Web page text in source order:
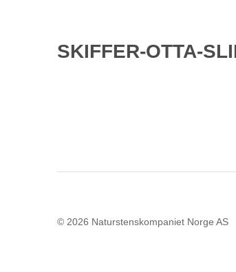
SKIFFER-OTTA-
© 2026 Naturstenskompaniet Norge AS